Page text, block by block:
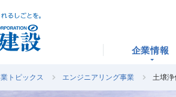
企業情報
トピックス エンジニアリング事業 土壌